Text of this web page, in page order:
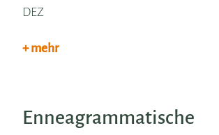
DEZ
+ mehr
Enneagrammatische